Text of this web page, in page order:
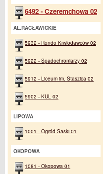
6492 - Czeremchowa 02
AL.RACŁAWICKIE
5932 - Rondo Krwiodawców 02
5922 - Spadochroniarzy 02
5912 - Liceum im. Staszica 02
5902 - KUL 02
LIPOWA
1001 - Ogród Saski 01
OKOPOWA
1081 - Okopowa 01